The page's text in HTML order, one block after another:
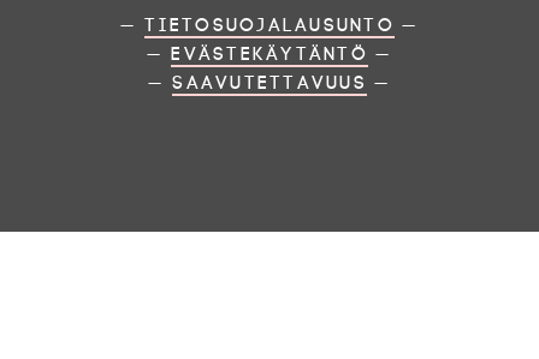
—Tietosuojalausunto —
—Evästekäytäntö —
—Saavutettavuus —